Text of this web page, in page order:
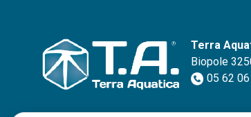
Terra
Biopole
05 62